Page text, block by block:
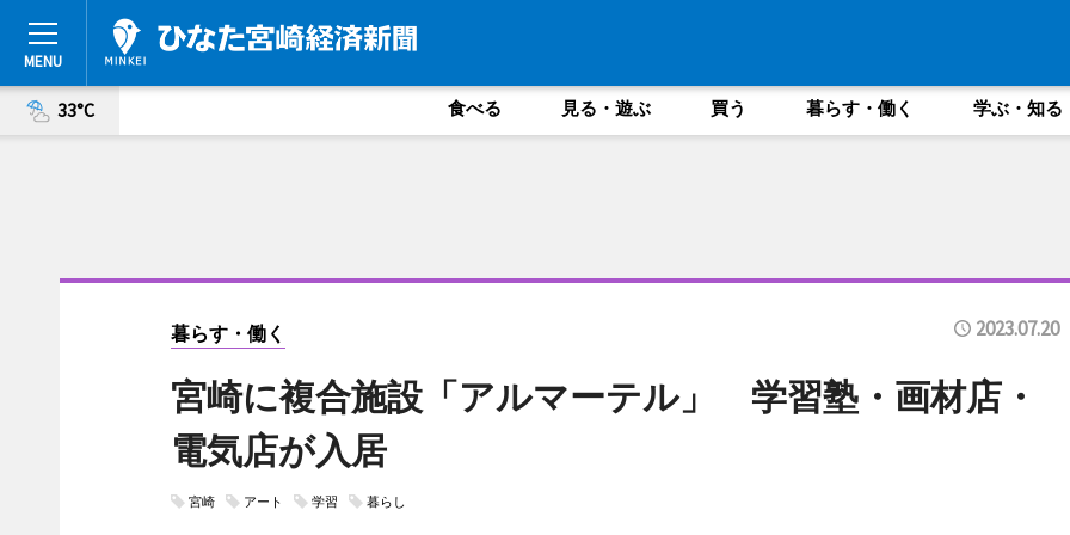
33°C 食べる 見る・遊ぶ 買う 暮らす・働く 学ぶ・知る
暮らす・働く 2023.07.20
宮崎に複合施設「アルマーテル」 学習塾・画材店・
電気店が入居
宮崎 アート 学習 暮らし